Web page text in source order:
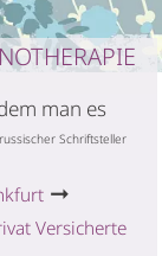
man es
Schriftsteller
➞
Versicherte